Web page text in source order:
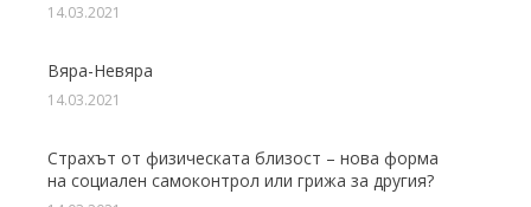
14.03.2021
Вяра-Невяра
14.03.2021
Страхът от физическата близост – нова форма
на социален самоконтрол или грижа за другия?